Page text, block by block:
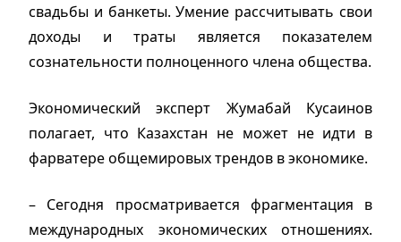
свадьбы и банкеты. Умение рассчитывать свои
доходы и траты является показателем
сознательности полноценного члена общества.
Экономический эксперт Жумабай Кусаинов
полагает, что Казахстан не может не идти в
фарватере общемировых трендов в экономике.
– Сегодня просматривается фрагментация в
международных экономических отношениях.